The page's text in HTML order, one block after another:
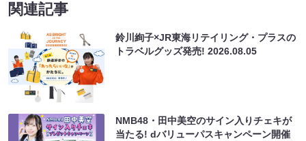
関連記事
鈴川絢子×JR東海リテイリング・プラスの
トラベルグッズ発売!2026.08.05
NMB48・田中美空のサイン入りチェキが
当たる! dバリューパスキャンペーン開催